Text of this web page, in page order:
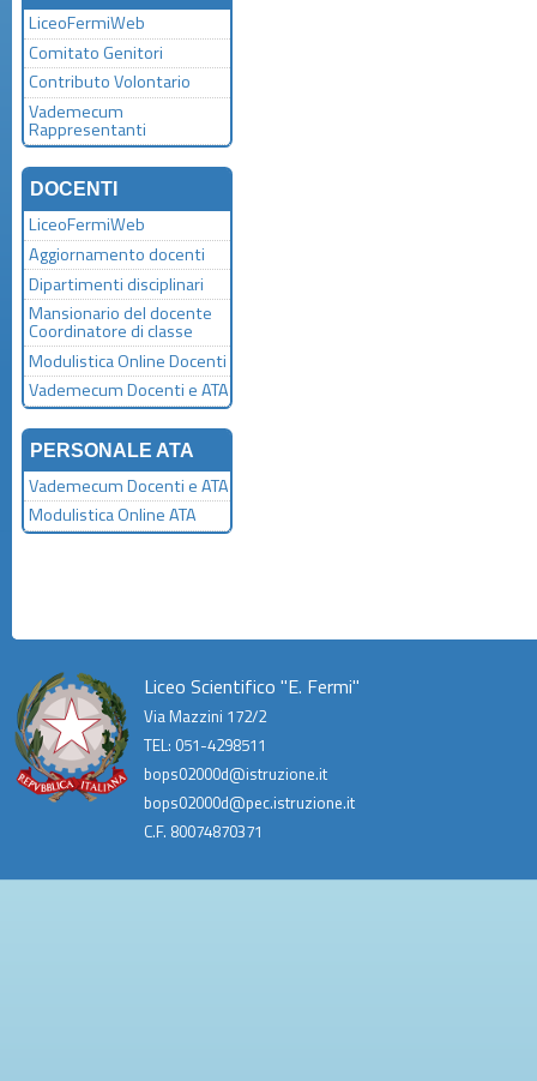
LiceoFermiWeb
Comitato Genitori
Contributo Volontario
Vademecum
Rappresentanti
DOCENTI
LiceoFermiWeb
Aggiornamento docenti
Dipartimenti disciplinari
Mansionario del docente
Coordinatore di classe
Modulistica Online Docenti
Vademecum Docenti e ATA
PERSONALE ATA
Vademecum Docenti e ATA
Modulistica Online ATA
Liceo Scientifico "E. Fermi"
Via Mazzini 172/2
TEL: 051-4298511
bops02000d@istruzione.it
bops02000d@pec.istruzione.it
C.F. 80074870371